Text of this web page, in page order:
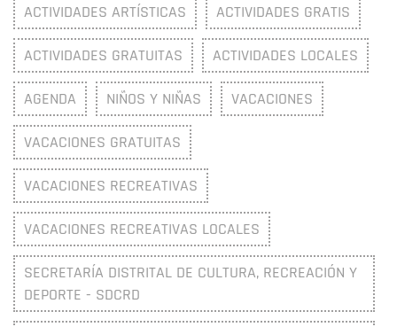
ACTIVIDADES ARTÍSTICAS ACTIVIDADES GRATIS
ACTIVIDADES GRATUITAS ACTIVIDADES LOCALES
AGENDA NIÑOS Y NIÑAS VACACIONES
VACACIONES GRATUITAS
VACACIONES RECREATIVAS
VACACIONES RECREATIVAS LOCALES
SECRETARÍA DISTRITAL DE CULTURA, RECREACIÓN Y
DEPORTE - SDCRD